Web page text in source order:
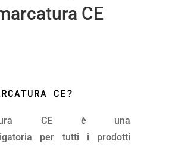
CE
CE?
CE è una
per tutti i prodotti